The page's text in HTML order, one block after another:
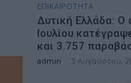
ΕΠΙΚΑΙΡΟΤΗΤΑ
Δυτική Ελλάδα: Ο
Ιουλίου
και 3.757
admin 5 Αυγούστου,